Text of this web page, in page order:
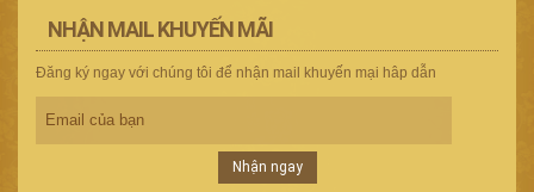
NHẬN MAIL KHUYẾN MÃI
Đăng ký ngay với chúng tôi để nhận mail khuyến mại hâp dẫn
Nhận ngay